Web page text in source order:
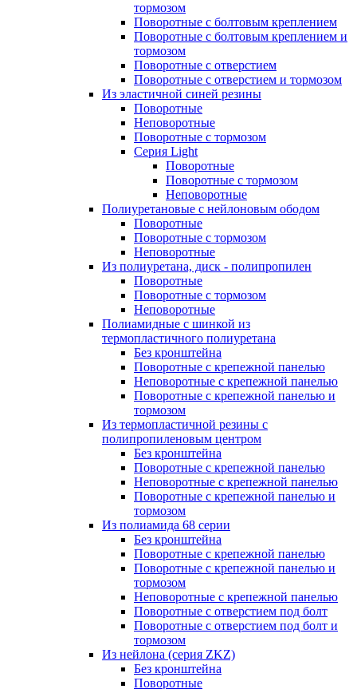
тормозом
Поворотные с болтовым креплением
Поворотные с болтовым креплением и
тормозом
Поворотные с отверстием
Поворотные с отверстием и тормозом
Из эластичной синей резины
Поворотные
Неповоротные
Поворотные с тормозом
Серия Light
Поворотные
Поворотные с тормозом
Неповоротные
Полиуретановые с нейлоновым ободом
Поворотные
Поворотные с тормозом
Неповоротные
Из полиуретана, диск - полипропилен
Поворотные
Поворотные с тормозом
Неповоротные
Полиамидные с шинкой из
термопластичного полиуретана
Без кронштейна
Поворотные с крепежной панелью
Неповоротные с крепежной панелью
Поворотные с крепежной панелью и
тормозом
Из термопластичной резины с
полипропиленовым центром
Без кронштейна
Поворотные с крепежной панелью
Неповоротные с крепежной панелью
Поворотные с крепежной панелью и
тормозом
Из полиамида 68 серии
Без кронштейна
Поворотные с крепежной панелью
Поворотные с крепежной панелью и
тормозом
Неповоротные с крепежной панелью
Поворотные с отверстием под болт
Поворотные с отверстием под болт и
тормозом
Из нейлона (серия ZKZ)
Без кронштейна
Поворотные